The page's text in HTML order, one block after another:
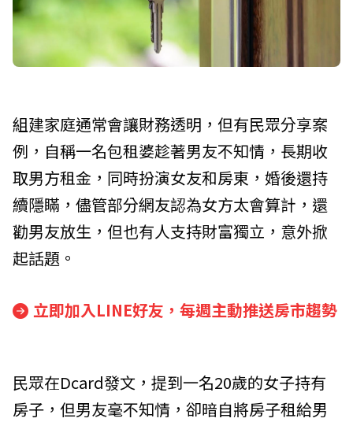
組建家庭通常會讓財務透明，但有民眾分享案
例，自稱一名包租婆趁著男友不知情，長期收
取男方租金，同時扮演女友和房東，婚後還持
續隱瞞，儘管部分網友認為女方太會算計，還
勸男友放生，但也有人支持財富獨立，意外掀
起話題。
立即加入LINE好友，每週主動推送房市趨勢
民眾在Dcard發文，提到一名20歲的女子持有
房子，但男友毫不知情，卻暗自將房子租給男